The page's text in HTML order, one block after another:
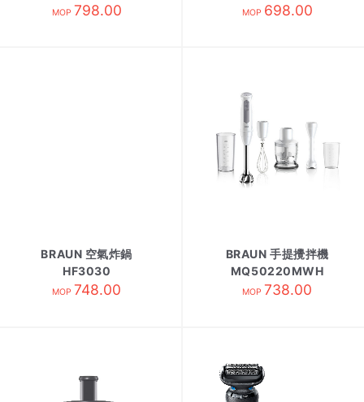
MOP 798.00 MOP 698.00
BRAUN 空氣炸鍋
HF3030
MOP 748.00
BRAUN 手提攪拌機
MQ50220MWH
MOP 738.00